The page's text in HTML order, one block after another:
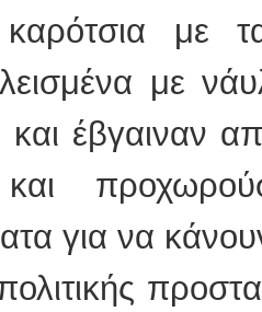
καρότσια με
με
έβγαιναν
και
για να